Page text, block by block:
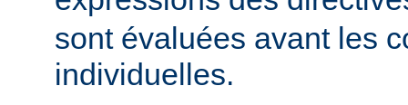
sont évaluées avant les
individuelles.